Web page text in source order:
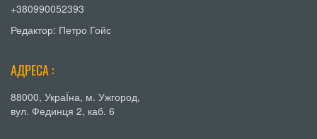
+380990052393
Редактор: Петро Гойс
АДРЕСА :
88000, УкраЇна, м. Ужгород,
вул. Фединця 2, каб. 6